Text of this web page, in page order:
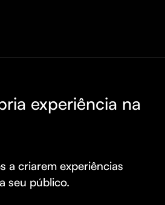
experiência na
a criarem experiências
seu público.